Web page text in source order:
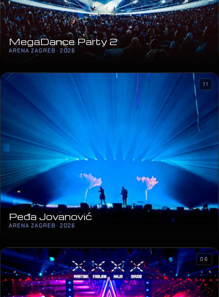
MegaDance Party 2
ARENA ZAGREB · 2026
Peđa Jovanović
ARENA ZAGREB · 2026
11
06